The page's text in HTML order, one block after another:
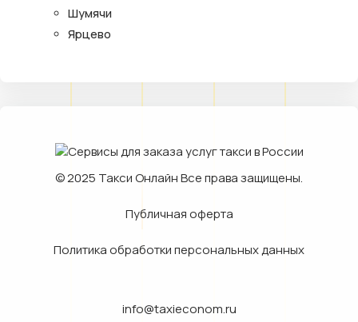
Шумячи
Ярцево
© 2025 Такси ОнлайнВсе права защищены.
Публичная оферта
Политика обработки персональных данных
info@taxieconom.ru